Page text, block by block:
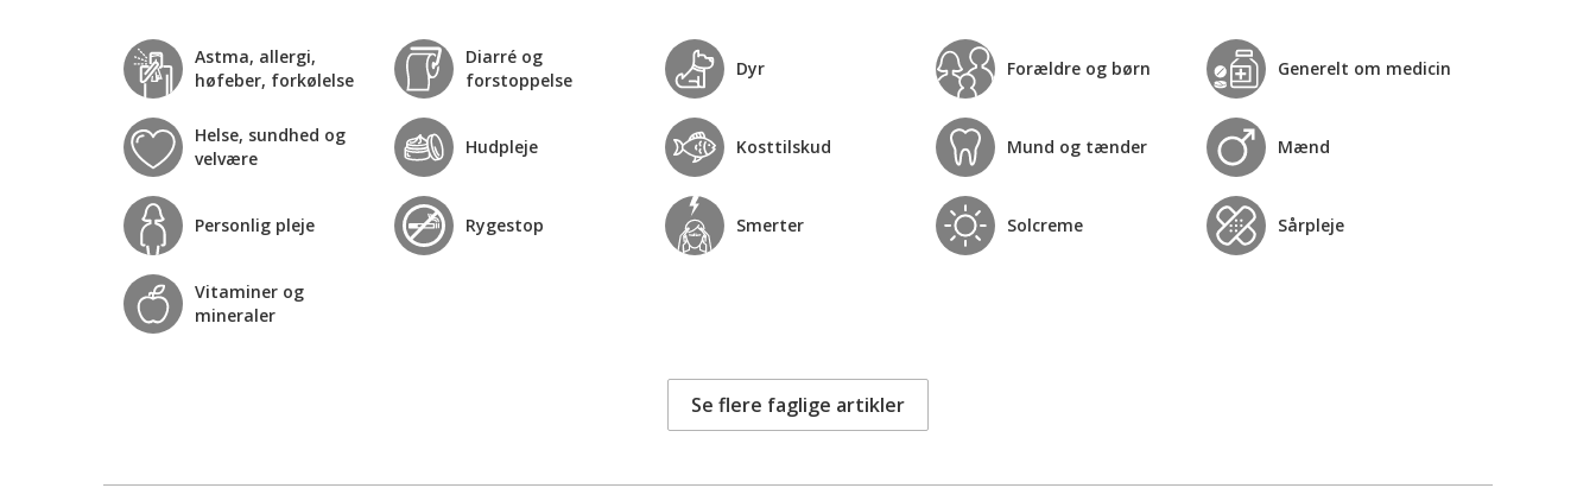
Astma, allergi,
høfeber, forkølelse
Diarré og
forstoppelse
Dyr Forældre og børn Generelt om medicin
Helse, sundhed og
velvære
Hudpleje Kosttilskud Mund og tænder Mænd
Personlig pleje Rygestop Smerter Solcreme Sårpleje
Vitaminer og
mineraler
Se flere faglige artikler